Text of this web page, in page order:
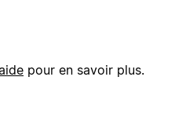
pour en savoir plus.